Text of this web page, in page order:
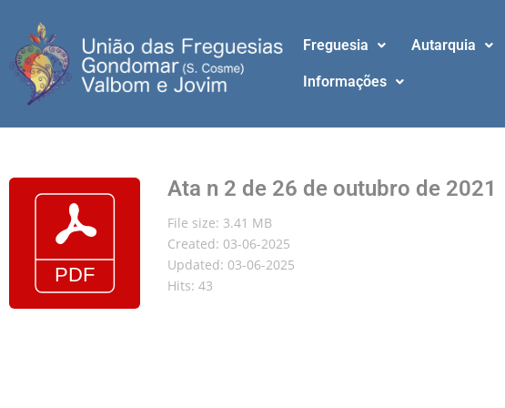
Freguesia Autarquia
Informações
Ata n 2 de 26 de outubro de 2021
File size: 3.41 MB
Created: 03-06-2025
Updated: 03-06-2025
Hits: 43